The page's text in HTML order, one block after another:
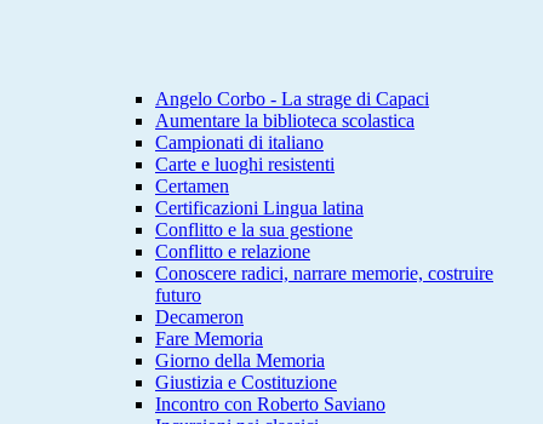
Angelo Corbo - La strage di Capaci
Aumentare la biblioteca scolastica
Campionati di italiano
Carte e luoghi resistenti
Certamen
Certificazioni Lingua latina
Conflitto e la sua gestione
Conflitto e relazione
Conoscere radici, narrare memorie, costruire
futuro
Decameron
Fare Memoria
Giorno della Memoria
Giustizia e Costituzione
Incontro con Roberto Saviano